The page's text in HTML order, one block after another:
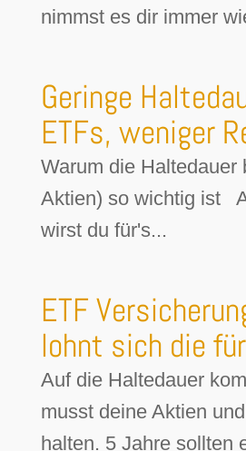
nimmst es dir immer
Geringe
ETFs, weniger
Warum die Haltedauer
Aktien) so wichtig ist
wirst du für's...
ETF
lohnt sich die
Auf die Haltedauer
musst deine Aktien
halten. 5 Jahre sollten